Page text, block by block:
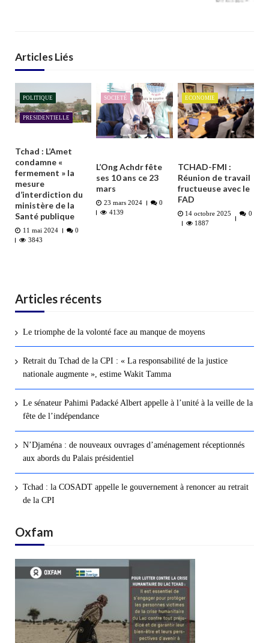
Articles Liés
POLITIQUE
PRESIDENTIELLE
Tchad : L’Amet
condamne «
fermement » la
mesure
d’interdiction du
ministère de la
Santé publique
11 mai 2024
0
3843
SOCIETÉ
L’Ong Achdr fête
ses 10 ans ce 23
mars
23 mars 2024
0
4139
ECONOMIE
TCHAD-FMI :
Réunion de travail
fructueuse avec le
FAD
14 octobre 2025
0
1887
Articles récents
Le triomphe de la volonté face au manque de moyens
Retrait du Tchad de la CPI : « La responsabilité de la justice
nationale augmente », estime Wakit Tamma
Le sénateur Pahimi Padacké Albert appelle à l’unité à la veille de la
fête de l’indépendance
N’Djaména : de nouveaux ouvrages d’aménagement réceptionnés
aux abords du Palais présidentiel
Tchad : la COSADT appelle le gouvernement à renoncer au retrait
de la CPI
Oxfam